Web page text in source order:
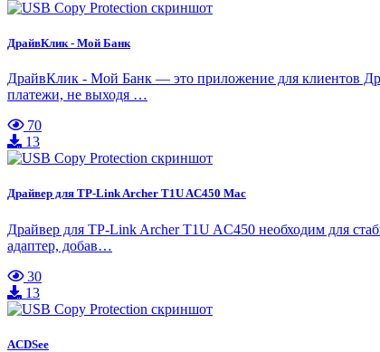
ДрайвКлик - Мой Банк
ДрайвКлик - Мой Банк — это приложение для клиентов
платежи, не выходя …
70
13
Драйвер для TP-Link Archer T1U AC450 Mac
Драйвер для TP-Link Archer T1U AC450 необходим для
адаптер, добав…
30
13
ACDSee